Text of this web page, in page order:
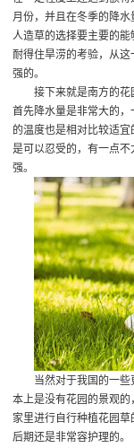
月份，并且在冬季的降
人造草的选择要主要的
耐得住旱涝的考验，从
强的。
接下来就是南方的花
首先降水量是非常大的
的温度也是相对比较适
是可以忍受的，有一点
强。
当然对于我国的一
本上是没有花园的景观
家里进行自行种植花园
后期还是非常容护理的。